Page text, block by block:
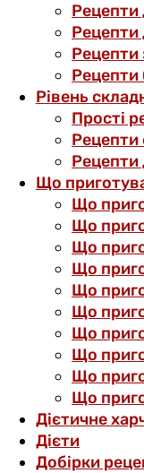
Рецепти
Рецепти
Рецепти
Рецепти
Рівень
Прості
Рецепти
Рецепти
Що
Що
Що
Що
Що
Що
Що
Що
Що
Що
Що
Дієтичне
Дієти
Добірки